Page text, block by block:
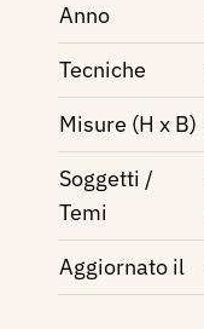
Anno
Tecniche
Misure (H x B)
Soggetti /
Temi
Aggiornato il